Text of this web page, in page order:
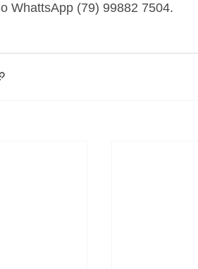
WhattsApp (79) 99882 7504.